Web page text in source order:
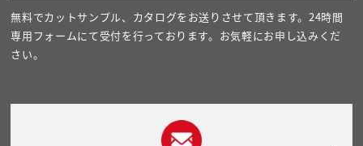
無料でカットサンプル、カタログをお送りさせて頂きます。24時間
専用フォームにて受付を行っております。お気軽にお申し込みくだ
さい。